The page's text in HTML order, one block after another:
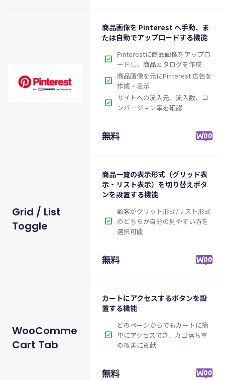
商品画像を Pinterest へ手動、ま
たは自動でアップロードする機能
check_box Pinterestに商品画像をアップロ
ードし、商品カタログを作成
check_box 商品画像を元にPinterest 広告を
作成・表示
check_box サイトへの流入元、流入数、コ
ンバージョン率を確認
無料
Grid / List
Toggle
商品一覧の表示形式（グリッド表
示・リスト表示）を切り替えボタ
ンを設置する機能
check_box
顧客がグリット形式/リスト形式
のどちらか自分の見やすい方を
選択可能
無料
WooCommerce
Cart Tab
カートにアクセスするボタンを設
置する機能
check_box
どのページからでもカートに簡
単にアクセスでき、カゴ落ち率
の改善に貢献
無料